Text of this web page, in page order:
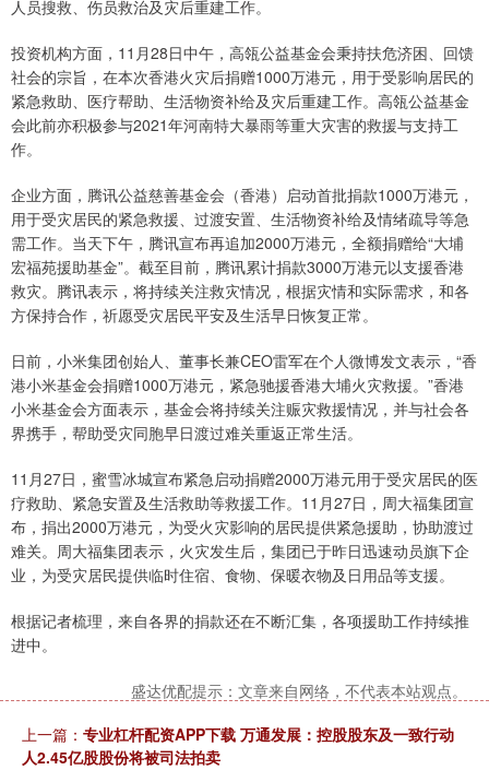
人员搜救、伤员救治及灾后重建工作。
投资机构方面，11月28日中午，高瓴公益基金会秉持扶危济困、回馈
社会的宗旨，在本次香港火灾后捐赠1000万港元，用于受影响居民的
紧急救助、医疗帮助、生活物资补给及灾后重建工作。高瓴公益基金
会此前亦积极参与2021年河南特大暴雨等重大灾害的救援与支持工
作。
企业方面，腾讯公益慈善基金会（香港）启动首批捐款1000万港元，
用于受灾居民的紧急救援、过渡安置、生活物资补给及情绪疏导等急
需工作。当天下午，腾讯宣布再追加2000万港元，全额捐赠给“大埔
宏福苑援助基金”。截至目前，腾讯累计捐款3000万港元以支援香港
救灾。腾讯表示，将持续关注救灾情况，根据灾情和实际需求，和各
方保持合作，祈愿受灾居民平安及生活早日恢复正常。
日前，小米集团创始人、董事长兼CEO雷军在个人微博发文表示，“香
港小米基金会捐赠1000万港元，紧急驰援香港大埔火灾救援。”香港
小米基金会方面表示，基金会将持续关注赈灾救援情况，并与社会各
界携手，帮助受灾同胞早日渡过难关重返正常生活。
11月27日，蜜雪冰城宣布紧急启动捐赠2000万港元用于受灾居民的医
疗救助、紧急安置及生活救助等救援工作。11月27日，周大福集团宣
布，捐出2000万港元，为受火灾影响的居民提供紧急援助，协助渡过
难关。周大福集团表示，火灾发生后，集团已于昨日迅速动员旗下企
业，为受灾居民提供临时住宿、食物、保暖衣物及日用品等支援。
根据记者梳理，来自各界的捐款还在不断汇集，各项援助工作持续推
进中。
盛达优配提示：文章来自网络，不代表本站观点。
上一篇： 专业杠杆配资APP下载 万通发展：控股股东及一致行动
人2.45亿股股份将被司法拍卖